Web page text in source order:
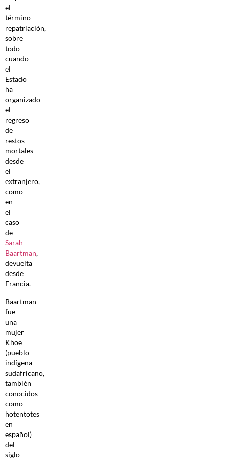
el
término
repatriación,
sobre
todo
cuando
el
Estado
ha
organizado
el
regreso
de
restos
mortales
desde
el
extranjero,
como
en
el
caso
de
Sarah
Baartman,
devuelta
desde
Francia.
Baartman
fue
una
mujer
Khoe
(pueblo
indígena
sudafricano,
también
conocidos
como
hotentotes
en
español)
del
siglo